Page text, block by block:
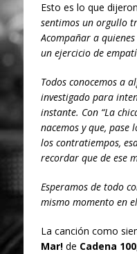
Esto es lo que
sentimos un orgullo
Acompañar a
un ejercicio de
Todos conocemos a
investigado para
instante. Con “La
nacemos y que, pase
los contratiempos,
recordar que de ese
Esperamos de todo
mismo momento en
La canción como
Mar!de Cadena 100